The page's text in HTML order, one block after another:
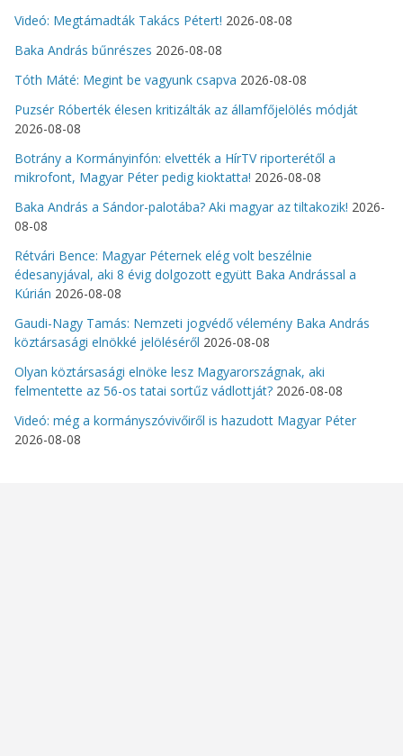
Videó: Megtámadták Takács Pétert! 2026-08-08
Baka András bűnrészes 2026-08-08
Tóth Máté: Megint be vagyunk csapva 2026-08-08
Puzsér Róberték élesen kritizálták az államfőjelölés módját
2026-08-08
Botrány a Kormányinfón: elvették a HírTV riporterétől a
mikrofont, Magyar Péter pedig kioktatta! 2026-08-08
Baka András a Sándor-palotába? Aki magyar az tiltakozik! 2026-
08-08
Rétvári Bence: Magyar Péternek elég volt beszélnie
édesanyjával, aki 8 évig dolgozott együtt Baka Andrással a
Kúrián 2026-08-08
Gaudi-Nagy Tamás: Nemzeti jogvédő vélemény Baka András
köztársasági elnökké jelöléséről 2026-08-08
Olyan köztársasági elnöke lesz Magyarországnak, aki
felmentette az 56-os tatai sortűz vádlottját? 2026-08-08
Videó: még a kormányszóvivőiről is hazudott Magyar Péter
2026-08-08